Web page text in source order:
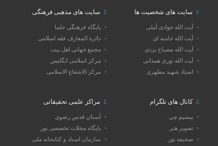
سایت های شخصیت ها
آیت الله جوادی آملی
آیت الله خامنه ای
آیت الله مصباح یزدی
آیت الله نوری همدانی
استاد شهید مطهری
سایت های مذهبی فرهنگی
پایگاه فرهنگی حلما
دائرة المعارف فقه اسلامی
مجمع جهانی اهل بیت
مرکز اسلامی انگلیس
مرکز الاشعاع الاسلامی
کانال های تلگرام
بیسیم چی
تصویر هنر
صحیفه نور
مراکز علمی تحقیقاتی
آستان قدس رضوی
پایگاه مجلات تخصصی نور
سازمان اسناد و کتابخانه ملی